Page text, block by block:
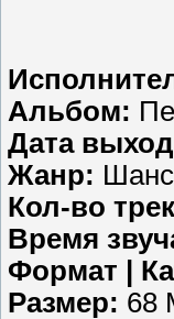
Альбом:
Дата
Жанр:
Кол-во
Время
Формат |
Размер: 68